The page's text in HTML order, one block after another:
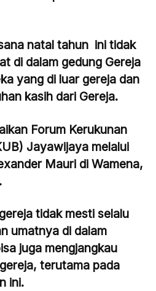
natal tahun ini tidak
di dalam gedung Gereja
yang di luar gereja dan
kasih dari Gereja.
Forum Kerukunan
Jayawijaya melalui
Mauri di Wamena,
tidak mesti selalu
umatnya di dalam
juga mengjangkau
terutama pada
ini.